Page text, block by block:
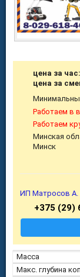
Масса
Макс. глубина
цена за
цена за
Работаем в
Работаем
Минская
Минск
ИП Матросов А.
+375 (29)